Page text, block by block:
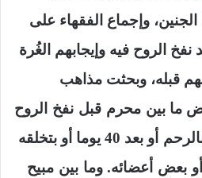
الجنين، وإجماع الفقهاء على
الروح فيه وإيجابهم الغُرة
قبله، وبحثت مذاهب
ما بين محرم قبل نفخ
الروح
أو بعد 40 يوما أو بتخلقه
أو بعض أعضائه. وما بين مبيح